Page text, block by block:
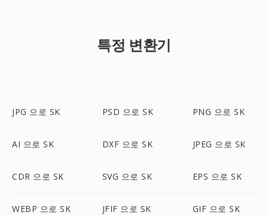
특정 변환기
JPG 으로 SK PSD 으로 SK PNG 으로 SK
AI 으로 SK DXF 으로 SK JPEG 으로 SK
CDR 으로 SK SVG 으로 SK EPS 으로 SK
WEBP 으로 SK JFIF 으로 SK GIF 으로 SK